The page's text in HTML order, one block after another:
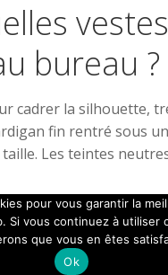
bureau ?
cadrer la silhouette,
fin rentré sous
Les teintes
pour un
pour vous garantir la
Si vous continuez à utiliser
que vous en êtes
Ok